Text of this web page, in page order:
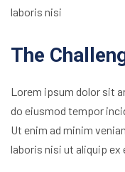
laboris nisi
The
Lorem ipsum dolor sit
do eiusmod tempor
Ut enim ad minim
laboris nisi ut aliquip